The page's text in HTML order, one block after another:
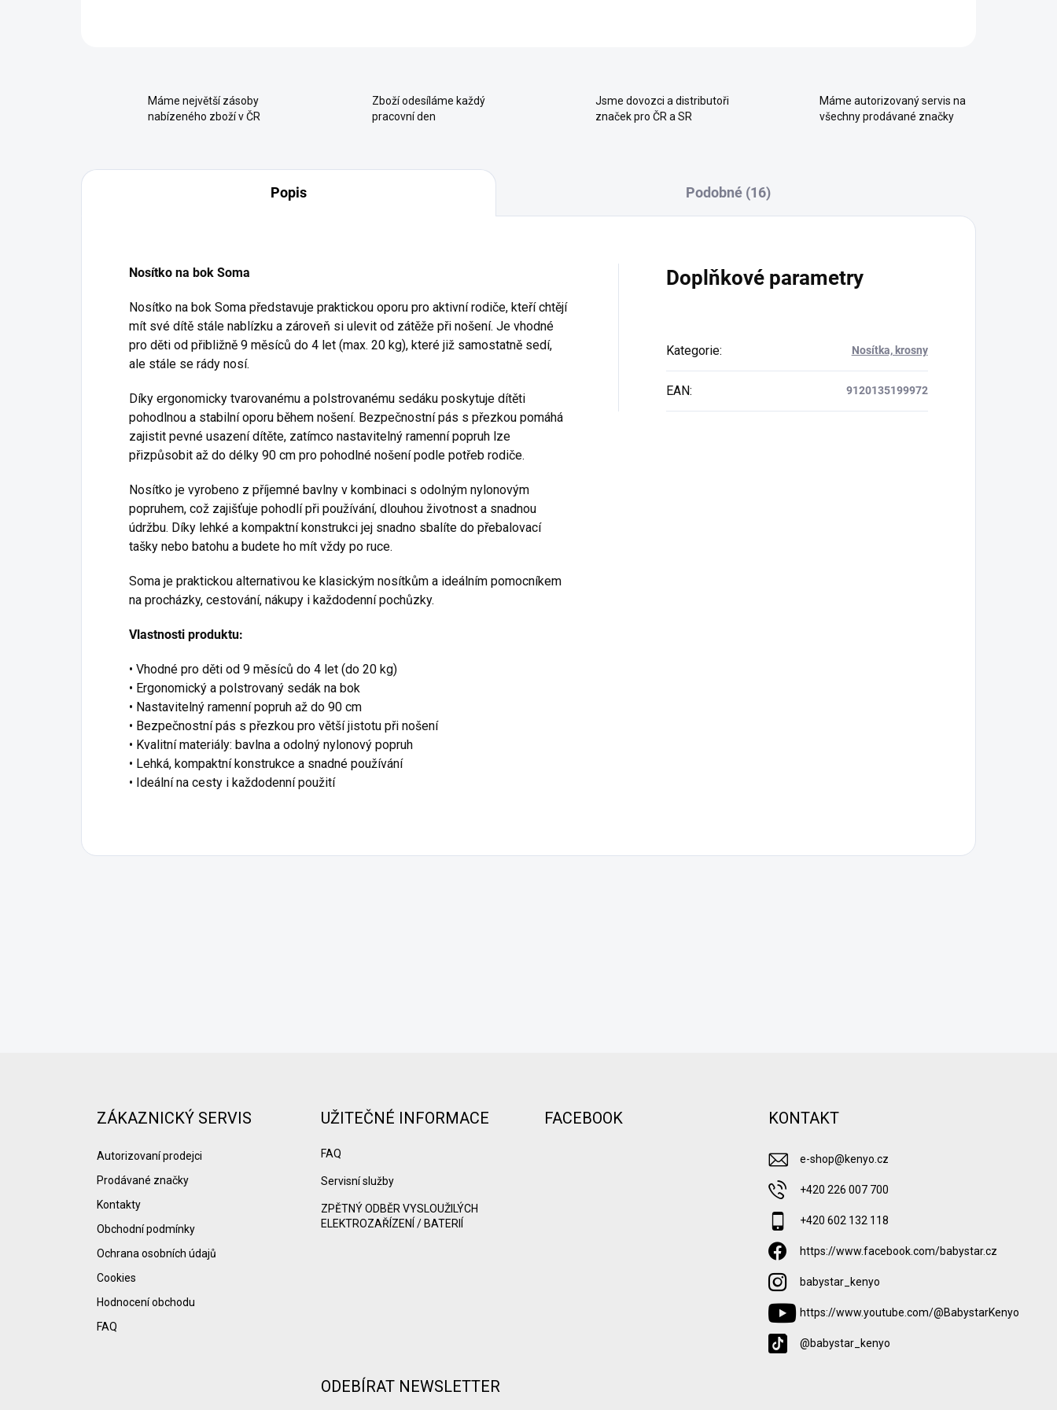
Máme největší zásoby
nabízeného zboží v ČR
Zboží odesíláme každý
pracovní den
Jsme dovozci a distributoři
značek pro ČR a SR
Máme autorizovaný servis na
všechny prodávané značky
Popis Podobné (16)
Nosítko na bok Soma
Nosítko na bok Soma představuje praktickou oporu pro aktivní rodiče, kteří chtějí
mít své dítě stále nablízku a zároveň si ulevit od zátěže při nošení. Je vhodné
pro děti od přibližně 9 měsíců do 4 let (max. 20 kg), které již samostatně sedí,
ale stále se rády nosí.
Díky ergonomicky tvarovanému a polstrovanému sedáku poskytuje dítěti
pohodlnou a stabilní oporu během nošení. Bezpečnostní pás s přezkou pomáhá
zajistit pevné usazení dítěte, zatímco nastavitelný ramenní popruh lze
přizpůsobit až do délky 90 cm pro pohodlné nošení podle potřeb rodiče.
Nosítko je vyrobeno z příjemné bavlny v kombinaci s odolným nylonovým
popruhem, což zajišťuje pohodlí při používání, dlouhou životnost a snadnou
údržbu. Díky lehké a kompaktní konstrukci jej snadno sbalíte do přebalovací
tašky nebo batohu a budete ho mít vždy po ruce.
Soma je praktickou alternativou ke klasickým nosítkům a ideálním pomocníkem
na procházky, cestování, nákupy i každodenní pochůzky.
Vlastnosti produktu:
• Vhodné pro děti od 9 měsíců do 4 let (do 20 kg)
• Ergonomický a polstrovaný sedák na bok
• Nastavitelný ramenní popruh až do 90 cm
• Bezpečnostní pás s přezkou pro větší jistotu při nošení
• Kvalitní materiály: bavlna a odolný nylonový popruh
• Lehká, kompaktní konstrukce a snadné používání
• Ideální na cesty i každodenní použití
Doplňkové parametry
Kategorie: Nosítka, krosny
EAN: 9120135199972
ZÁKAZNICKÝ SERVIS
Autorizovaní prodejci
Prodávané značky
Kontakty
Obchodní podmínky
Ochrana osobních údajů
Cookies
Hodnocení obchodu
FAQ
UŽITEČNÉ INFORMACE
FAQ
Servisní služby
ZPĚTNÝ ODBĚR VYSLOUŽILÝCH
ELEKTROZAŘÍZENÍ / BATERIÍ
FACEBOOK KONTAKT
e-shop@kenyo.cz
+420 226 007 700
+420 602 132 118
https://www.facebook.com/babystar.cz
babystar_kenyo
https://www.youtube.com/@BabystarKenyo
@babystar_kenyo
ODEBÍRAT NEWSLETTER